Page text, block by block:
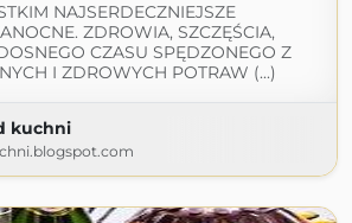
NAJSERDECZNIEJSZE
ZDROWIA, SZCZĘŚCIA,
CZASU SPĘDZONEGO Z
I ZDROWYCH POTRAW (...)
kuchni